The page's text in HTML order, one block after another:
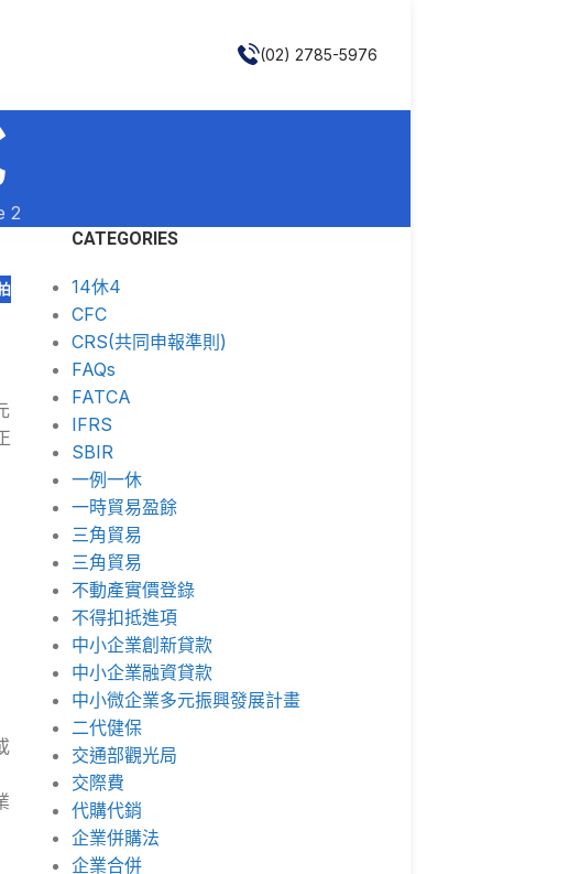
(02) 2785-5976
2
CATEGORIES
14休4
CFC
CRS(共同申報準則)
FAQs
FATCA
IFRS
SBIR
一例一休
一時貿易盈餘
三角貿易
三角貿易
不動產實價登錄
不得扣抵進項
中小企業創新貸款
中小企業融資貸款
中小微企業多元振興發展計畫
二代健保
交通部觀光局
交際費
代購代銷
企業併購法
企業合併